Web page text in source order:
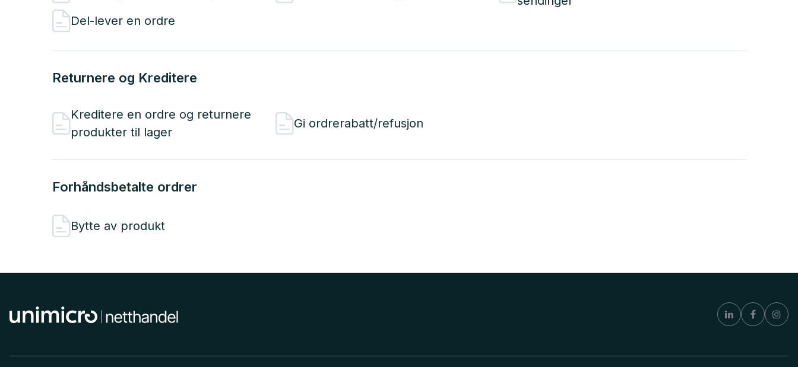
Del-lever en ordre
Returnere og Kreditere
Kreditere en ordre og returnere
produkter til lager
Gi ordrerabatt/refusjon
Forhåndsbetalte ordrer
Bytte av produkt